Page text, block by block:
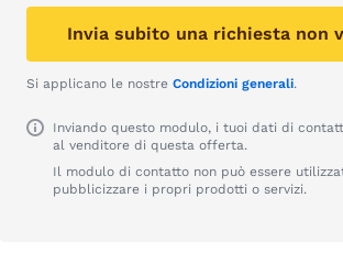
Invia subito una richiesta non
Si applicano le nostre Condizioni generali.
Inviando questo modulo, i tuoi dati di
al venditore di questa offerta.
Il modulo di contatto non può essere
pubblicizzare i propri prodotti o servizi.